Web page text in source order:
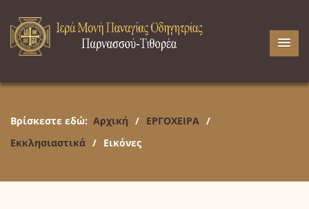
Βρίσκεστε εδώ: Αρχική / ΕΡΓΟΧΕΙΡΑ /
Εκκλησιαστικά / Εικόνες